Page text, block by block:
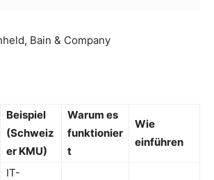
Bain & Company
Beispiel
(Schweiz
er KMU)
Warum es
funktionier
t
Wie
einführen
IT-